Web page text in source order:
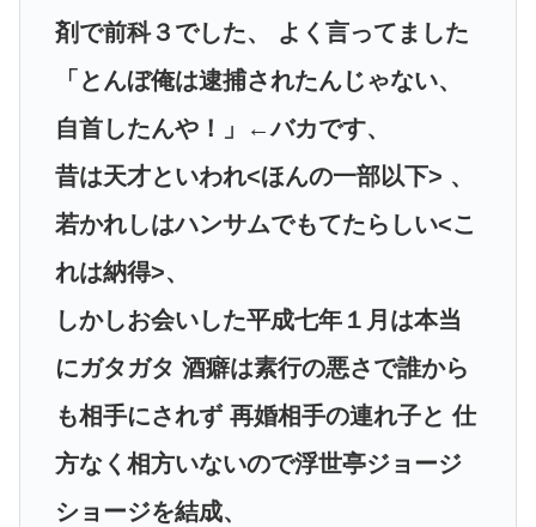
剤で前科３でした、 よく言ってました
「とんぼ俺は逮捕されたんじゃない、
自首したんや！」←バカです、
昔は天才といわれ<ほんの一部以下> 、
若かれしはハンサムでもてたらしい<こ
れは納得>、
しかしお会いした平成七年１月は本当
にガタガタ 酒癖は素行の悪さで誰から
も相手にされず 再婚相手の連れ子と 仕
方なく相方いないので浮世亭ジョージ
ショージを結成、